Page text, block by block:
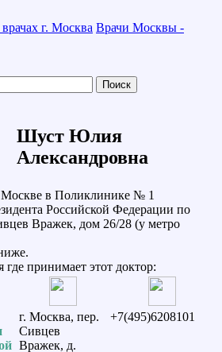
Врачи Москвы -
Шуст Юлия
Александровна
в Поликлинике № 1
Российской Федерации по
Вражек, дом 26/28 (у метро
принимает этот доктор:
г. Москва, пер.
Сивцев
Вражек, д.
+7(495)6208101